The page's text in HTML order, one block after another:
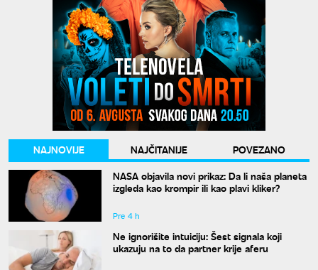
NAJNOVIJE NAJČITANIJE
POVEZANO
NASA objavila novi prikaz: Da li naša planeta
izgleda kao krompir ili kao plavi kliker?
Pre 4 h
Ne ignorišite intuiciju: Šest signala koji
ukazuju na to da partner krije aferu